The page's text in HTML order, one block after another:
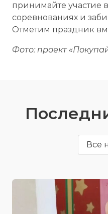
принимайте участие
соревнованиях и
Отметим праздник
Фото: проект
Все